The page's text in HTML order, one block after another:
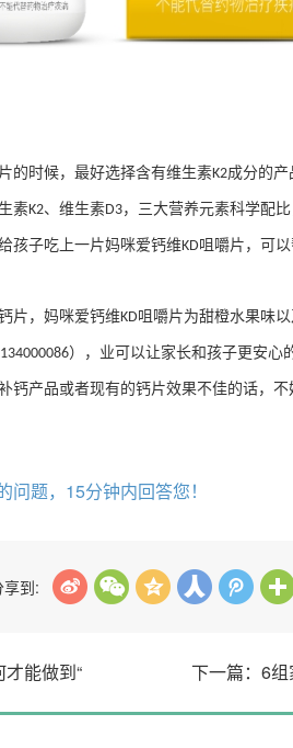
的时候，最好选择含有维生素K2成分的
素K2、维生素D3，三大营养元素科学配
孩子吃上一片妈咪爱钙维KD咀嚼片，可
片，妈咪爱钙维KD咀嚼片为甜橙水果味
），业可以让家长和孩子更安心
钙产品或者现有的钙片效果不佳的话，
题，15分钟内回答您！
享到:
能做到“ 下一篇：6